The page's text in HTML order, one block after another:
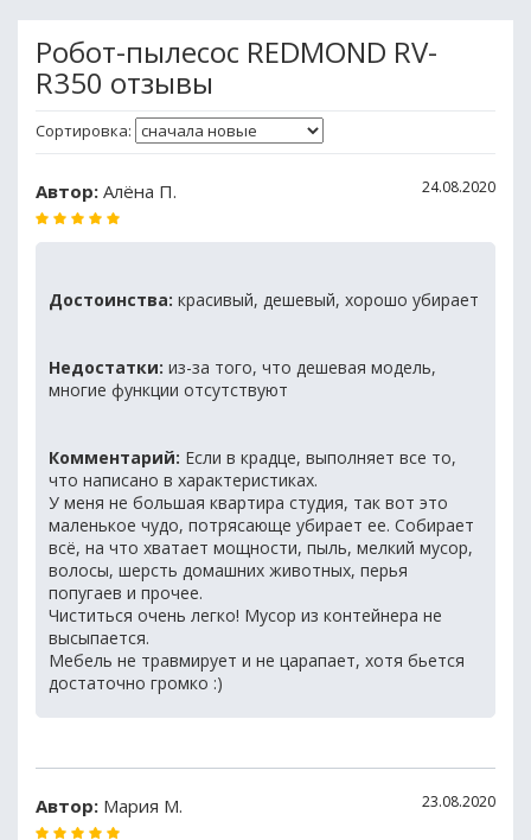
Робот-пылесос REDMOND RV-
R350 отзывы
Сортировка:
Автор: Алёна П. 24.08.2020
Достоинства: красивый, дешевый, хорошо убирает
Недостатки: из-за того, что дешевая модель,
многие функции отсутствуют
Комментарий: Если в крадце, выполняет все то,
что написано в характеристиках.
У меня не большая квартира студия, так вот это
маленькое чудо, потрясающе убирает ее. Собирает
всё, на что хватает мощности, пыль, мелкий мусор,
волосы, шерсть домашних животных, перья
попугаев и прочее.
Чиститься очень легко! Мусор из контейнера не
высыпается.
Мебель не травмирует и не царапает, хотя бьется
достаточно громко :)
Автор: Мария М. 23.08.2020